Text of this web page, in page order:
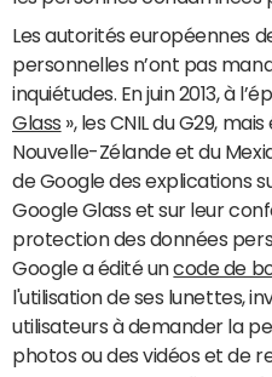
Les autorités européennes
personnelles n’ont pas
inquiétudes. En juin 2013, à
Glass », les CNIL du G29,
Nouvelle-Zélande et du
de Google des explications
Google Glass et sur leur
protection des données
Google a édité uncode de
l'utilisation de ses lunettes,
utilisateurs à demander la
photos ou des vidéos et de